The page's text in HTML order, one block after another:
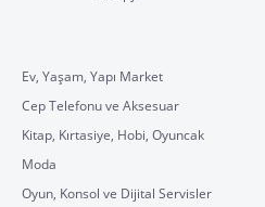
Ev, Yaşam, Yapı Market
Cep Telefonu ve Aksesuar
Kitap, Kırtasiye, Hobi, Oyuncak
Moda
Oyun, Konsol ve Dijital Servisler